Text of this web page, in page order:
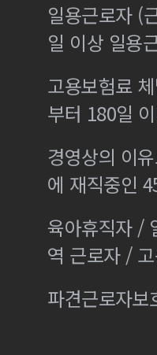
일용근로자 (
일 이상 일용
고용보험료
부터 180일
경영상의 이
에 재직중인
육아휴직자 /
역 근로자 /
파견근로자